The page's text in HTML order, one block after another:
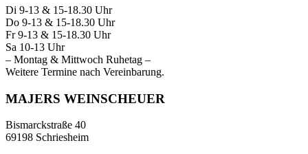
Di 9-13 & 15-18.30 Uhr
Do 9-13 & 15-18.30 Uhr
Fr 9-13 & 15-18.30 Uhr
Sa 10-13 Uhr
– Montag & Mittwoch Ruhetag –
Weitere Termine nach Vereinbarung.
MAJERS WEINSCHEUER
Bismarckstraße 40
69198 Schriesheim